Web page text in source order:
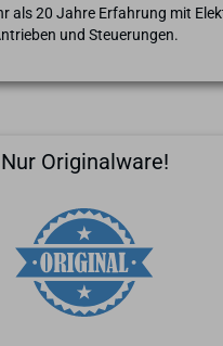
als 20 Jahre Erfahrung mit
und Steuerungen.
Nur Originalware!